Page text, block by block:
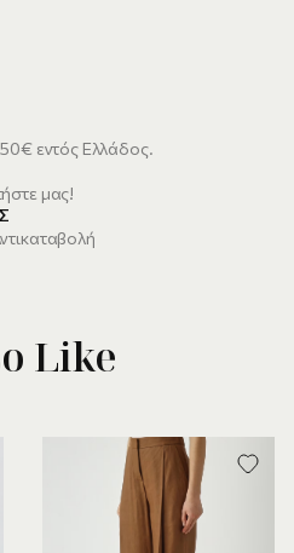
εντός Ελλάδος.
μας!
Like